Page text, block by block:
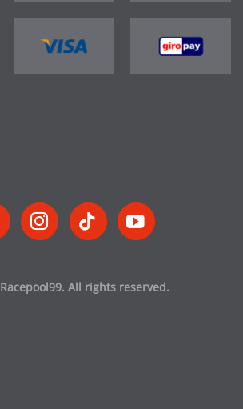
Racepool99. All rights reserved.